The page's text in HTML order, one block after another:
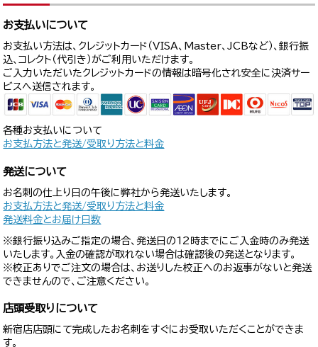
お支払いについて
お支払い方法は、クレジットカード（VISA、Master、JCBなど）、銀行振
込、コレクト（代引き）がご利用いただけます。
ご入力いただいたクレジットカードの情報は暗号化され安全に決済サー
ビスへ送信されます。
各種お支払いについて
お支払方法と発送/受取り方法と料金
発送について
お名刺の仕上り日の午後に弊社から発送いたします。
お支払方法と発送/受取り方法と料金
発送料金とお届け日数
※銀行振り込みご指定の場合、発送日の12時までにご入金時のみ発送
いたします。入金の確認が取れない場合は確認後の発送となります。
※校正ありでご注文の場合は、お送りした校正へのお返事がないと発送
できませんので、ご注意ください。
店頭受取りについて
新宿店店頭にて完成したお名刺をすぐにお受取いただくことができま
す。